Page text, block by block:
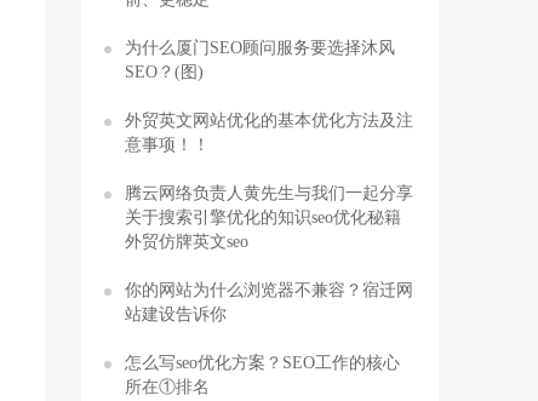
为什么厦门SEO顾问服务要选择沐风
SEO？(图)
外贸英文网站优化的基本优化方法及注
意事项！！
腾云网络负责人黄先生与我们一起分享
关于搜索引擎优化的知识seo优化秘籍
外贸仿牌英文seo
你的网站为什么浏览器不兼容？宿迁网
站建设告诉你
怎么写seo优化方案？SEO工作的核心
所在①排名